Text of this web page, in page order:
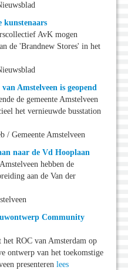
kunstenaars
AvK mogen
de 'Brandnew Stores' in het
Amstelveen is geopend
de gemeente Amstelveen
het vernieuwde busstation
/ Gemeente Amstelveen
naar de Vd Hooplaan
hebben de
aan de Van der
Community
het ROC van Amsterdam op
ontwerp van het toekomstige
presenteren lees